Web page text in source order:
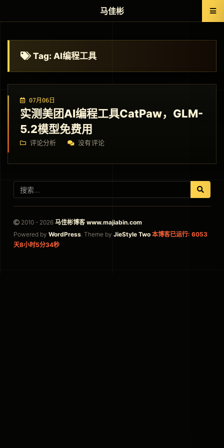
Tag: AI编程工具
07月06日
实测美团AI编程工具CatPaw，GLM-
5.2模型免费用
评论分析 没有评论
2010 - 2026 马佳彬博客 www.majiabin.com
Powered by WordPress. Theme by JieStyle Two 本博客已运行: 6053
天8小时5分34秒
马佳彬